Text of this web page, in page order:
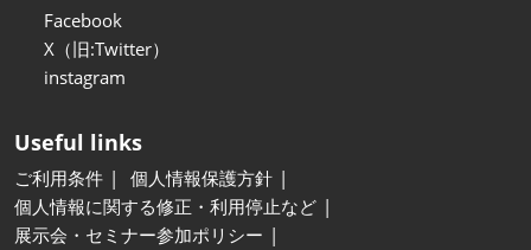
Facebook
X（旧:Twitter）
instagram
Useful links
ご利用条件
個人情報保護方針
個人情報に関する修正・利用停止など
展示会・セミナー参加ポリシー